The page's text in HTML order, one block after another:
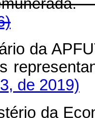
da
de 2019)
da